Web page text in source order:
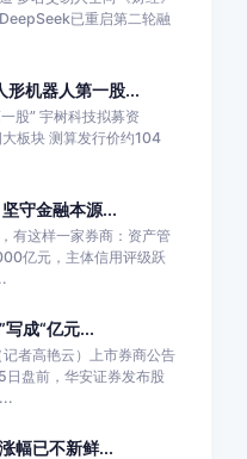
已重启第二轮融
形机器人第一股...
股” 宇树科技拟募资
板块 测算发行价约104
守金融本源...
有这样一家券商：资产管
亿元，主体信用评级跃
成“亿元...
者高艳云）上市券商公告
盘前，华安证券发布股
幅已不新鲜...